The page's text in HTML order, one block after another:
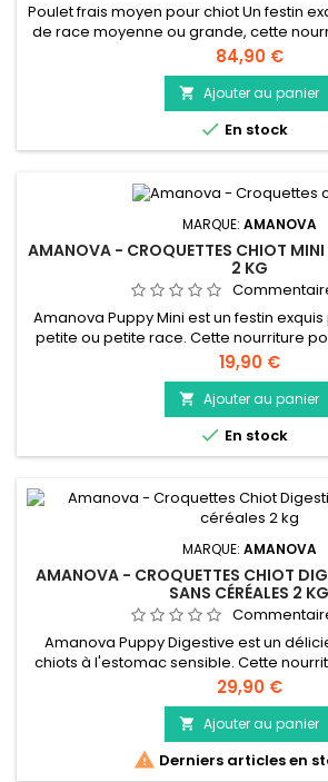
Poulet frais moyen pour chiot Un festin
de race moyenne ou grande, cette
qualité supérieure est riche en
et préparée uniquement à partir du
plus savoureux. Créée dans notre
recette délicieusement nutritive et
Prix
84,90 €
 Ajouter au panier
 En stock
MARQUE: AMANOVA
AMANOVA - CROQUETTES CHIOT
2 KG
Amanova Puppy Mini est un festin
petite ou petite race. Cette nourriture
supérieure est riche en protéines,
préparée uniquement avec le poulet le
savoureux. Créée dans notre propre
délicieusement nutritive et 100 %
Prix
19,90 €
 Ajouter au panier
 En stock
MARQUE: AMANOVA
AMANOVA - CROQUETTES CHIOT
SANS CÉRÉALES 2 KG
Amanova Puppy Digestive est un
chiots à l'estomac sensible. Cette
qualité supérieure est faible en
fabriquée uniquement à partir du lapin
savoureux. Créée dans notre propre
nutritive et 100 % naturelle contient
Prix
29,90 €
 Ajouter au panier
 Derniers articles en